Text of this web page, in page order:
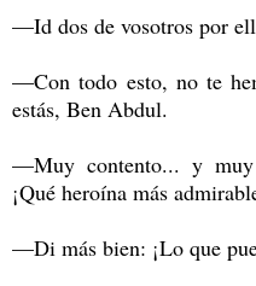
—Id dos de vosotros por
—Con todo esto, no te
estás, Ben Abdul.
—Muy contento... y
¡Qué heroína más
—Di más bien: ¡Lo que